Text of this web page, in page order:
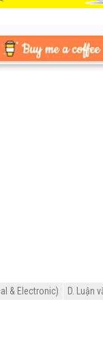
& Electronic) D. Luận